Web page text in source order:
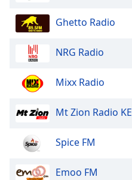
Ghetto Radio
NRG Radio
Mixx Radio
Mt Zion Radio KE
Spice FM
Emoo FM